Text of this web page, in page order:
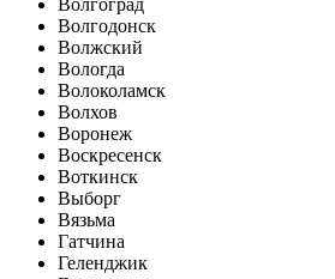
Волгодонск
Волжский
Вологда
Волоколамск
Волхов
Воронеж
Воскресенск
Воткинск
Выборг
Вязьма
Гатчина
Геленджик